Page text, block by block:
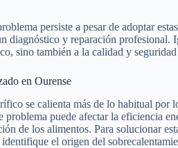
persiste a pesar de adoptar
diagnóstico y reparación profesional.
sino también a la calidad y
en Ourense
se calienta más de lo habitual por
problema puede afectar la eficiencia
de los alimentos. Para solucionar
el origen del